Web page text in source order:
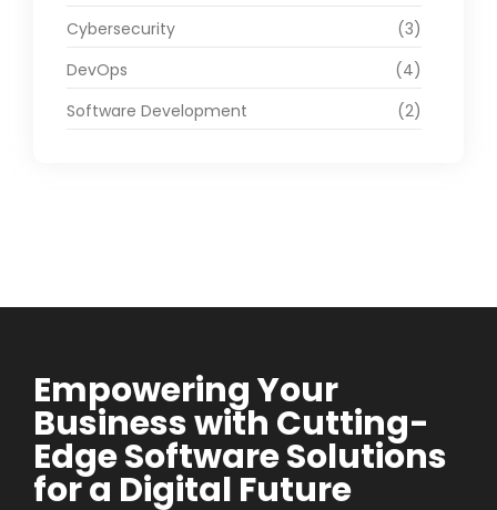
Cybersecurity
(3)
DevOps
(4)
Software Development
(2)
Empowering Your
Business with Cutting-
Edge Software Solutions
for a Digital Future